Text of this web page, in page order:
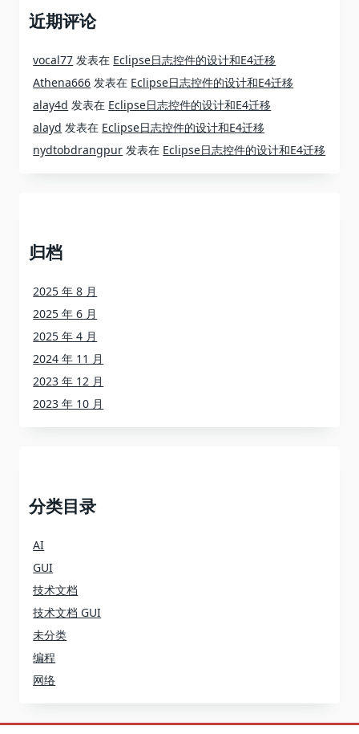
近期评论
vocal77 发表在 Eclipse日志控件的设计和E4迁移
Athena666 发表在 Eclipse日志控件的设计和E4迁移
alay4d 发表在 Eclipse日志控件的设计和E4迁移
alayd 发表在 Eclipse日志控件的设计和E4迁移
nydtobdrangpur 发表在 Eclipse日志控件的设计和E4迁移
归档
2025 年 8 月
2025 年 6 月
2025 年 4 月
2024 年 11 月
2023 年 12 月
2023 年 10 月
分类目录
AI
GUI
技术文档
技术文档 GUI
未分类
编程
网络